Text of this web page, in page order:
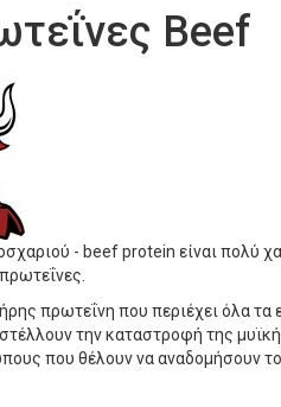
Beef
- beef protein είναι πολύ
πρωτεΐνη που περιέχει όλα
την καταστροφή της
που θέλουν να αναδομήσουν